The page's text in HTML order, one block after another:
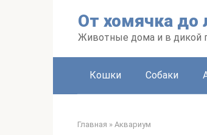
От хомячка до
Животные дома и в дикой
Кошки Собаки
Главная » Аквариум